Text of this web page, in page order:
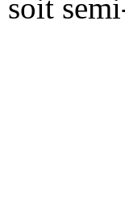
soit